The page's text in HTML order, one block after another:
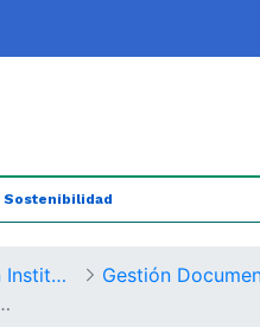
Sostenibilidad
Sistema Integrado de Gestión Institucional
Gestión
por Procesos